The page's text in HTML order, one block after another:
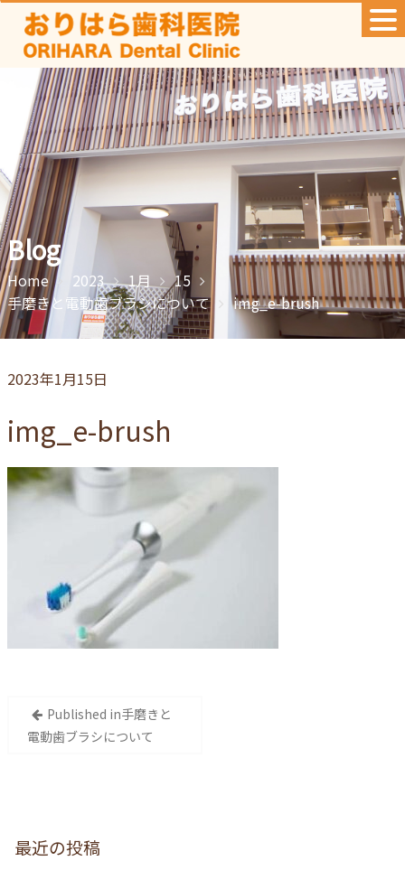
Skip
content
Blog
Home 2023 1月
15
手磨きと電動歯ブラシについて
img_e-brush
2023年1月15日
img_e-brush
ー
Published in手磨きと
電動歯ブラシについて
最近の投稿